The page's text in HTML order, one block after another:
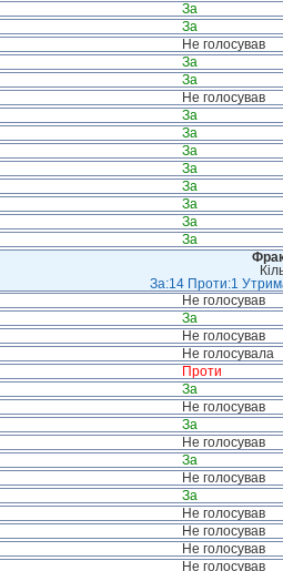
За
За
Не голосував
За
За
Не голосував
За
За
За
За
За
За
За
За
За:14 Проти:1
Не голосував
За
Не голосував
Не голосувала
Проти
За
Не голосував
За
Не голосував
За
Не голосував
За
Не голосував
Не голосував
Не голосував
Не голосував